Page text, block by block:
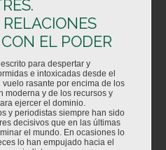
EL PODER
para despertar y
e intoxicadas desde el
rasante por encima de los
moderna y de los recursos y
ejercer el dominio.
y periodistas siempre han sido
decisivos que en las últimas
el mundo. En ocasiones lo
lo han empujado hacia el